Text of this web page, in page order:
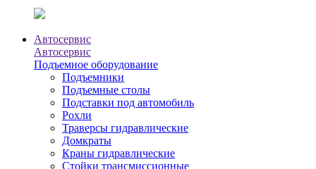
Автосервис
Автосервис
Подъемное оборудование
Подъемники
Подъемные столы
Подставки под автомобиль
Рохли
Траверсы гидравлические
Домкраты
Краны гидравлические
Стойки трансмиссионные